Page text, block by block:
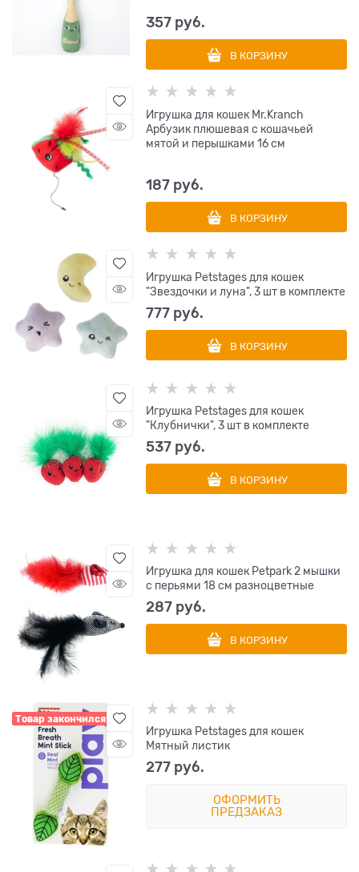
357 руб.
В КОРЗИНУ
Игрушка для кошек Mr.Kranch
Арбузик плюшевая с кошачьей
мятой и перышками 16 см
187 руб.
В КОРЗИНУ
Игрушка Petstages для кошек
"Звездочки и луна", 3 шт в комплекте
777 руб.
В КОРЗИНУ
Игрушка Petstages для кошек
"Клубнички", 3 шт в комплекте
537 руб.
В КОРЗИНУ
Игрушка для кошек Petpark 2 мышки
с перьями 18 см разноцветные
287 руб.
В КОРЗИНУ
Товар закончился
Игрушка Petstages для кошек
Мятный листик
277 руб.
ОФОРМИТЬ
ПРЕДЗАКАЗ